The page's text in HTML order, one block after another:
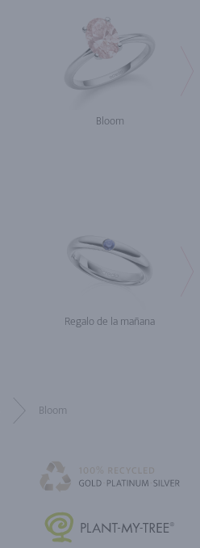
Bloom
Regalo de la mañana
Bloom